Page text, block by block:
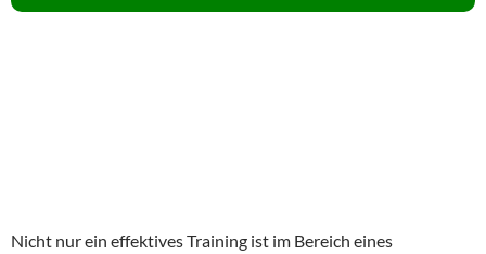
Nicht nur ein effektives Training ist im Bereich eines